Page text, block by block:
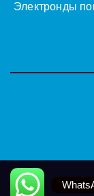
Электронды